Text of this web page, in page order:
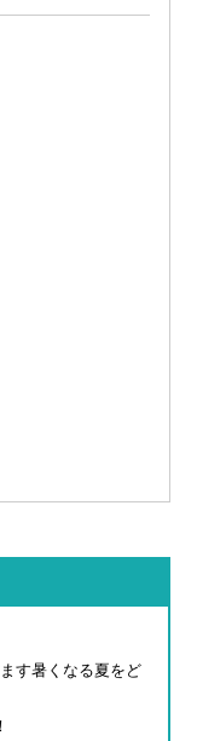
す暑くなる夏をど